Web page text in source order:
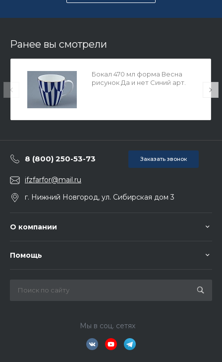
Ранее вы смотрели
Бокал 470 мл форма Весна
рисунок Да и нет Синий арт.
8 (800) 250-53-73 Заказать звонок
ifzfarfor@mail.ru
г. Нижний Новгород, ул. Сибирская дом 3
О компании
Помощь
Мы в соц. сетях